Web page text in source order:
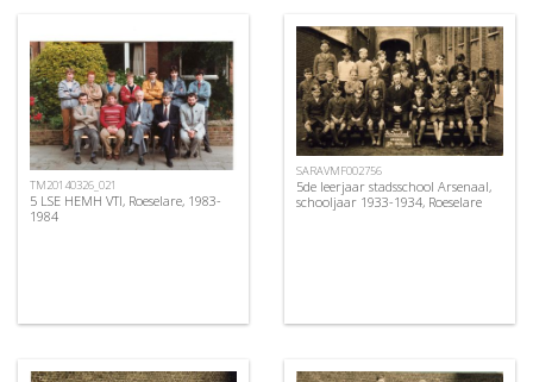
TM20140326_021
5 LSE HEMH VTI, Roeselare, 1983-
1984
SARAVMF002756
5de leerjaar stadsschool Arsenaal,
schooljaar 1933-1934, Roeselare